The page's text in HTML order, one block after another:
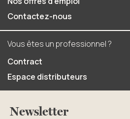
Contactez-nous
Vous êtes un professionnel ?
Contract
Espace distributeurs
Newsletter